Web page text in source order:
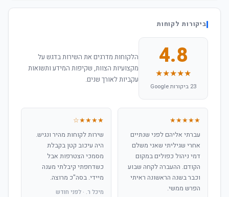
ביקורות לקוחות
4.8
★★★★★
23 ביקורות Google
הלקוחות מדרגים את השירות בדגש על
מקצועיות הצוות, שקיפות המידע ותשואות
עקביות לאורך שנים.
★★★★★
עברתי אליהם לפני שנתיים
אחרי שגיליתי שאני משלם
דמי ניהול כפולים במקום
הקודם. ההעברה לקחה שבוע
וכבר בשנה הראשונה ראיתי
הפרש ממשי.
★★★★☆
שירות לקוחות מהיר ונגיש.
היה עיכוב קטן בקבלת
מסמכי הצטרפות אבל
כשדחפתי קיבלתי מענה
מיידי. בסה"כ מרוצה.
מיכל ר. · לפני חודש